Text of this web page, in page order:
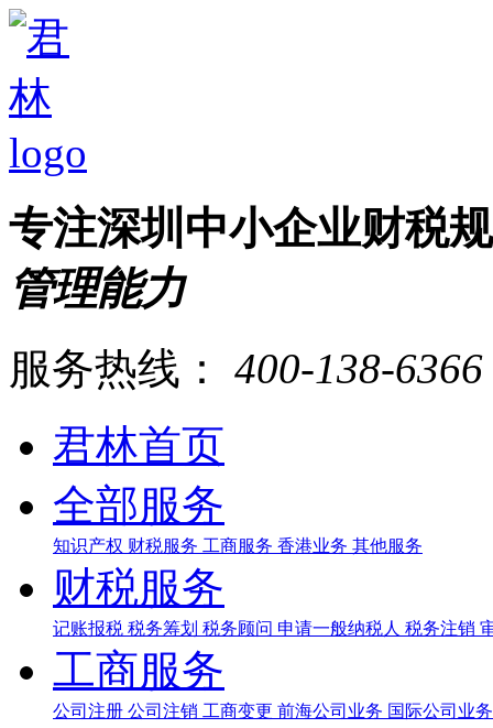
专注深圳中小企业财税
管理能力
服务热线： 400-138-6366
君林首页
全部服务
知识产权 财税服务 工商服务 香港业务 其他服务
财税服务
记账报税 税务筹划 税务顾问 申请一般纳税人 税务注销
工商服务
公司注册 公司注销 工商变更 前海公司业务 国际公司业